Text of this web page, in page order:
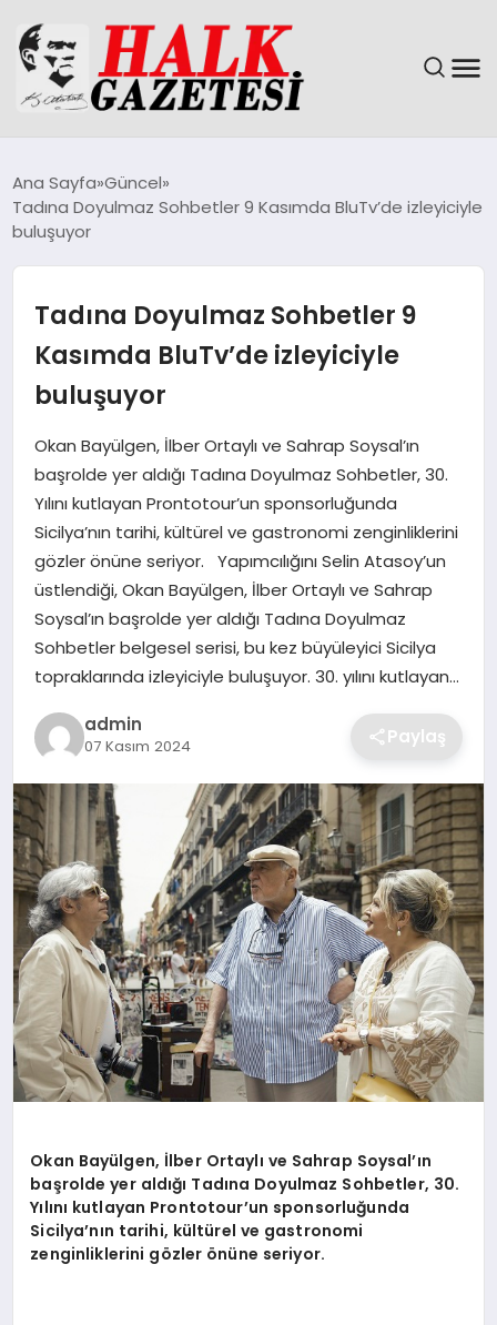
DÜNYA
MAGAZIN
SAĞLIK
SIYASET
SPOR
TEKNOLOJI
YAŞAM
Ana Sayfa Güncel
Tadına Doyulmaz Sohbetler 9 Kasımda BluTv’de izleyiciyle
buluşuyor
Tadına Doyulmaz Sohbetler 9
Kasımda BluTv’de izleyiciyle
buluşuyor
Okan Bayülgen, İlber Ortaylı ve Sahrap Soysal’ın
başrolde yer aldığı Tadına Doyulmaz Sohbetler, 30.
Yılını kutlayan Prontotour’un sponsorluğunda
Sicilya’nın tarihi, kültürel ve gastronomi zenginliklerini
gözler önüne seriyor. Yapımcılığını Selin Atasoy’un
üstlendiği, Okan Bayülgen, İlber Ortaylı ve Sahrap
Soysal’ın başrolde yer aldığı Tadına Doyulmaz
Sohbetler belgesel serisi, bu kez büyüleyici Sicilya
topraklarında izleyiciyle buluşuyor. 30. yılını kutlayan…
admin
07 Kasım 2024 Paylaş
Okan Bayülgen, İlber Ortaylı ve Sahrap Soysal’ın
başrolde yer aldığı Tadına Doyulmaz Sohbetler, 30.
Yılını kutlayan Prontotour’un sponsorluğunda
Sicilya’nın tarihi, kültürel ve gastronomi
zenginliklerini gözler önüne seriyor.